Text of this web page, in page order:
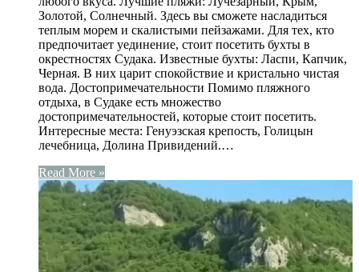
Золотой, Солнечный. Здесь вы сможете насладиться
теплым морем и скалистыми пейзажами. Для тех, кто
предпочитает уединение, стоит посетить бухты в
окрестностях Судака. Известные бухты: Ласпи, Капчик,
Черная. В них царит спокойствие и кристально чистая
вода. Достопримечательности Помимо пляжного
отдыха, в Судаке есть множество
достопримечательностей, которые стоит посетить.
Интересные места: Генуэзская крепость, Голицын
лечебница, Долина Привидений.…
Read More »